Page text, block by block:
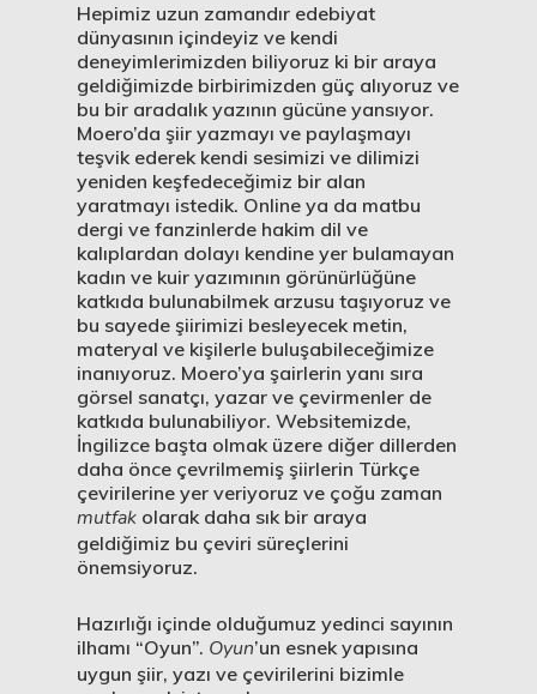
Hepimiz uzun zamandır edebiyat
dünyasının içindeyiz ve kendi
deneyimlerimizden biliyoruz ki bir araya
geldiğimizde birbirimizden güç alıyoruz ve
bu bir aradalık yazının gücüne yansıyor.
Moero’da şiir yazmayı ve paylaşmayı
teşvik ederek kendi sesimizi ve dilimizi
yeniden keşfedeceğimiz bir alan
yaratmayı istedik. Online ya da matbu
dergi ve fanzinlerde hakim dil ve
kalıplardan dolayı kendine yer bulamayan
kadın ve kuir yazımının görünürlüğüne
katkıda bulunabilmek arzusu taşıyoruz ve
bu sayede şiirimizi besleyecek metin,
materyal ve kişilerle buluşabileceğimize
inanıyoruz. Moero’ya şairlerin yanı sıra
görsel sanatçı, yazar ve çevirmenler de
katkıda bulunabiliyor. Websitemizde,
İngilizce başta olmak üzere diğer dillerden
daha önce çevrilmemiş şiirlerin Türkçe
çevirilerine yer veriyoruz ve çoğu zaman
mutfak olarak daha sık bir araya
geldiğimiz bu çeviri süreçlerini
önemsiyoruz.
Hazırlığı içinde olduğumuz yedinci sayının
ilhamı “Oyun”. Oyun’un esnek yapısına
uygun şiir, yazı ve çevirilerini bizimle